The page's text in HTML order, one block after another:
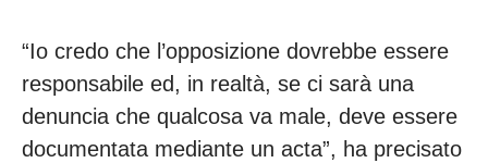
“Io credo che l’opposizione dovrebbe essere
responsabile ed, in realtà, se ci sarà una
denuncia che qualcosa va male, deve essere
documentata mediante un acta”, ha precisato